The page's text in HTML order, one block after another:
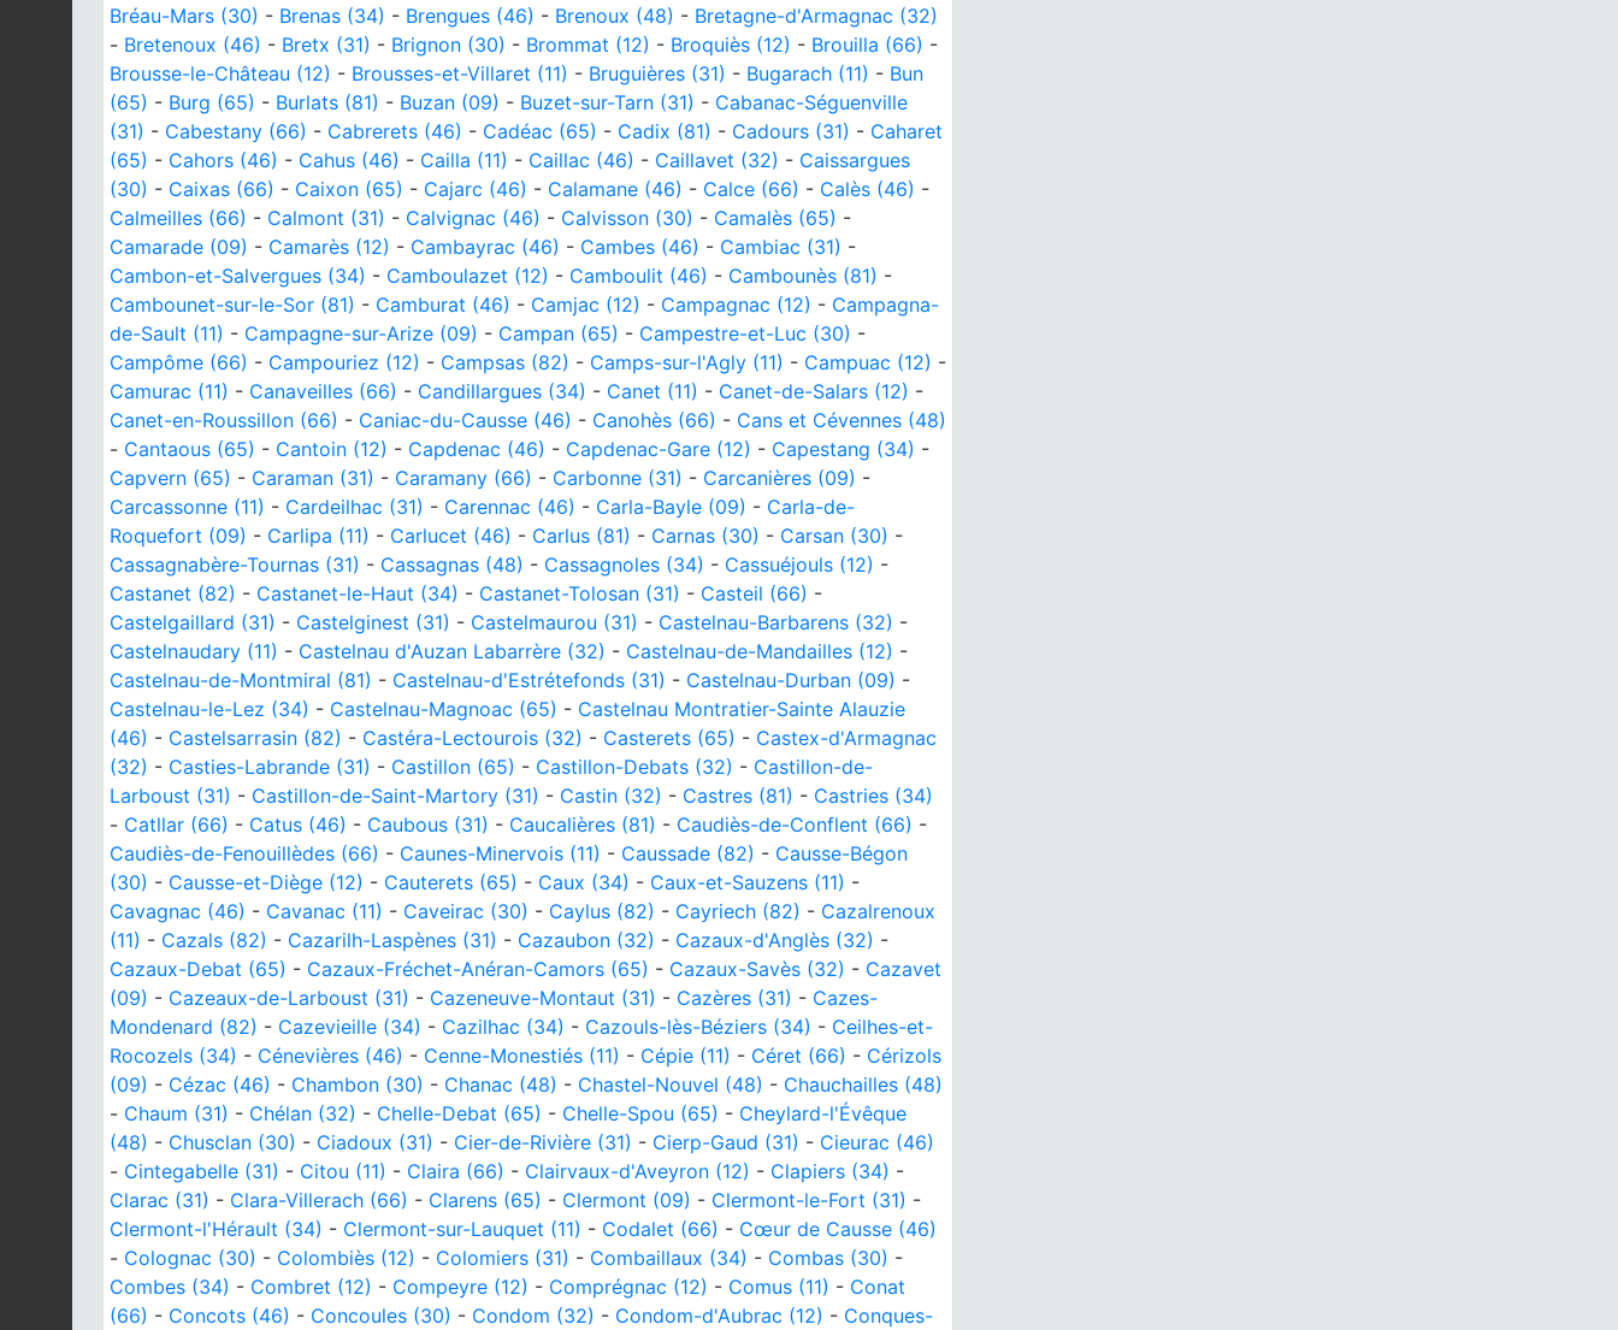
Bréau-Mars (30) - Brenas (34) - Brengues (46) - Brenoux (48) - Bretagne-d'Armagnac (32)
- Bretenoux (46) - Bretx (31) - Brignon (30) - Brommat (12) - Broquiès (12) - Brouilla (66) -
Brousse-le-Château (12) - Brousses-et-Villaret (11) - Bruguières (31) - Bugarach (11) - Bun
(65) - Burg (65) - Burlats (81) - Buzan (09) - Buzet-sur-Tarn (31) - Cabanac-Séguenville
(31) - Cabestany (66) - Cabrerets (46) - Cadéac (65) - Cadix (81) - Cadours (31) - Caharet
(65) - Cahors (46) - Cahus (46) - Cailla (11) - Caillac (46) - Caillavet (32) - Caissargues
(30) - Caixas (66) - Caixon (65) - Cajarc (46) - Calamane (46) - Calce (66) - Calès (46) -
Calmeilles (66) - Calmont (31) - Calvignac (46) - Calvisson (30) - Camalès (65) -
Camarade (09) - Camarès (12) - Cambayrac (46) - Cambes (46) - Cambiac (31) -
Cambon-et-Salvergues (34) - Camboulazet (12) - Camboulit (46) - Cambounès (81) -
Cambounet-sur-le-Sor (81) - Camburat (46) - Camjac (12) - Campagnac (12) - Campagna-
de-Sault (11) - Campagne-sur-Arize (09) - Campan (65) - Campestre-et-Luc (30) -
Campôme (66) - Campouriez (12) - Campsas (82) - Camps-sur-l'Agly (11) - Campuac (12) -
Camurac (11) - Canaveilles (66) - Candillargues (34) - Canet (11) - Canet-de-Salars (12) -
Canet-en-Roussillon (66) - Caniac-du-Causse (46) - Canohès (66) - Cans et Cévennes (48)
- Cantaous (65) - Cantoin (12) - Capdenac (46) - Capdenac-Gare (12) - Capestang (34) -
Capvern (65) - Caraman (31) - Caramany (66) - Carbonne (31) - Carcanières (09) -
Carcassonne (11) - Cardeilhac (31) - Carennac (46) - Carla-Bayle (09) - Carla-de-
Roquefort (09) - Carlipa (11) - Carlucet (46) - Carlus (81) - Carnas (30) - Carsan (30) -
Cassagnabère-Tournas (31) - Cassagnas (48) - Cassagnoles (34) - Cassuéjouls (12) -
Castanet (82) - Castanet-le-Haut (34) - Castanet-Tolosan (31) - Casteil (66) -
Castelgaillard (31) - Castelginest (31) - Castelmaurou (31) - Castelnau-Barbarens (32) -
Castelnaudary (11) - Castelnau d'Auzan Labarrère (32) - Castelnau-de-Mandailles (12) -
Castelnau-de-Montmiral (81) - Castelnau-d'Estrétefonds (31) - Castelnau-Durban (09) -
Castelnau-le-Lez (34) - Castelnau-Magnoac (65) - Castelnau Montratier-Sainte Alauzie
(46) - Castelsarrasin (82) - Castéra-Lectourois (32) - Casterets (65) - Castex-d'Armagnac
(32) - Casties-Labrande (31) - Castillon (65) - Castillon-Debats (32) - Castillon-de-
Larboust (31) - Castillon-de-Saint-Martory (31) - Castin (32) - Castres (81) - Castries (34)
- Catllar (66) - Catus (46) - Caubous (31) - Caucalières (81) - Caudiès-de-Conflent (66) -
Caudiès-de-Fenouillèdes (66) - Caunes-Minervois (11) - Caussade (82) - Causse-Bégon
(30) - Causse-et-Diège (12) - Cauterets (65) - Caux (34) - Caux-et-Sauzens (11) -
Cavagnac (46) - Cavanac (11) - Caveirac (30) - Caylus (82) - Cayriech (82) - Cazalrenoux
(11) - Cazals (82) - Cazarilh-Laspènes (31) - Cazaubon (32) - Cazaux-d'Anglès (32) -
Cazaux-Debat (65) - Cazaux-Fréchet-Anéran-Camors (65) - Cazaux-Savès (32) - Cazavet
(09) - Cazeaux-de-Larboust (31) - Cazeneuve-Montaut (31) - Cazères (31) - Cazes-
Mondenard (82) - Cazevieille (34) - Cazilhac (34) - Cazouls-lès-Béziers (34) - Ceilhes-et-
Rocozels (34) - Cénevières (46) - Cenne-Monestiés (11) - Cépie (11) - Céret (66) - Cérizols
(09) - Cézac (46) - Chambon (30) - Chanac (48) - Chastel-Nouvel (48) - Chauchailles (48)
- Chaum (31) - Chélan (32) - Chelle-Debat (65) - Chelle-Spou (65) - Cheylard-l'Évêque
(48) - Chusclan (30) - Ciadoux (31) - Cier-de-Rivière (31) - Cierp-Gaud (31) - Cieurac (46)
- Cintegabelle (31) - Citou (11) - Claira (66) - Clairvaux-d'Aveyron (12) - Clapiers (34) -
Clarac (31) - Clara-Villerach (66) - Clarens (65) - Clermont (09) - Clermont-le-Fort (31) -
Clermont-l'Hérault (34) - Clermont-sur-Lauquet (11) - Codalet (66) - Cœur de Causse (46)
- Colognac (30) - Colombiès (12) - Colomiers (31) - Combaillaux (34) - Combas (30) -
Combes (34) - Combret (12) - Compeyre (12) - Comprégnac (12) - Comus (11) - Conat
(66) - Concots (46) - Concoules (30) - Condom (32) - Condom-d'Aubrac (12) - Conques-